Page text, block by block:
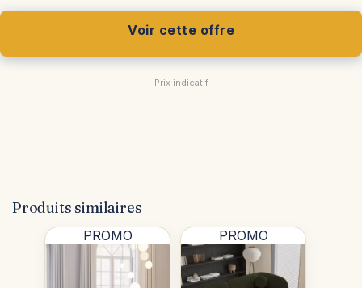
Voir cette offre
Prix indicatif
Produits similaires
PROMO PROMO